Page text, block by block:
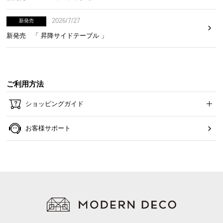
蓋は完全に取り外しが可能。広口設計で中まで洗い
やすく、清潔にお使いいただけます。
新発売
2026/7/27
新発売 「 昇降サイドテーブル 」
ご利用方法
ショッピングガイド
お客様サポート